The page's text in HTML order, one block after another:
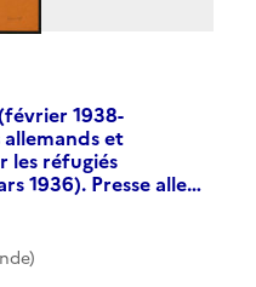
1938-
et
les réfugiés
1936). Presse alle…